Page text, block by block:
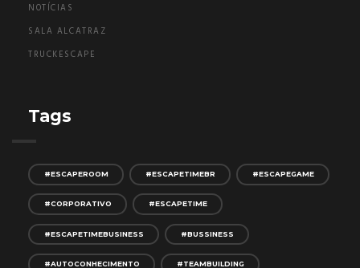
NOTÍCIAS
SALA ALCATRAZ
TRUCKESCAPE
Tags
#ESCAPEROOM #ESCAPETIMEBR #ESCAPEGAME
#CORPORATIVO #ESCAPETIME
#ESCAPETIMEBUSINESS #BUSSINESS
#AUTOCONHECIMENTO #TEAMBUILDING